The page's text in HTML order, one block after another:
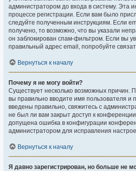
администратором до входа в систему. Эта
процессе регистрации. Если вам было
следуйте полученным инструкциям. Если
получено, то возможно, что вы указали
он заблокирован спам-фильтром. Если вы
правильный адрес email, попробуйте
Вернуться к началу
Почему я не могу войти?
Существует несколько возможных причин.
вы правильно вводите имя пользователя и
введены правильно, свяжитесь с
не был ли вам закрыт доступ к
допущена ошибка в конфигурации
администратором для исправления
Вернуться к началу
Я давно зарегистрирован, но больше не